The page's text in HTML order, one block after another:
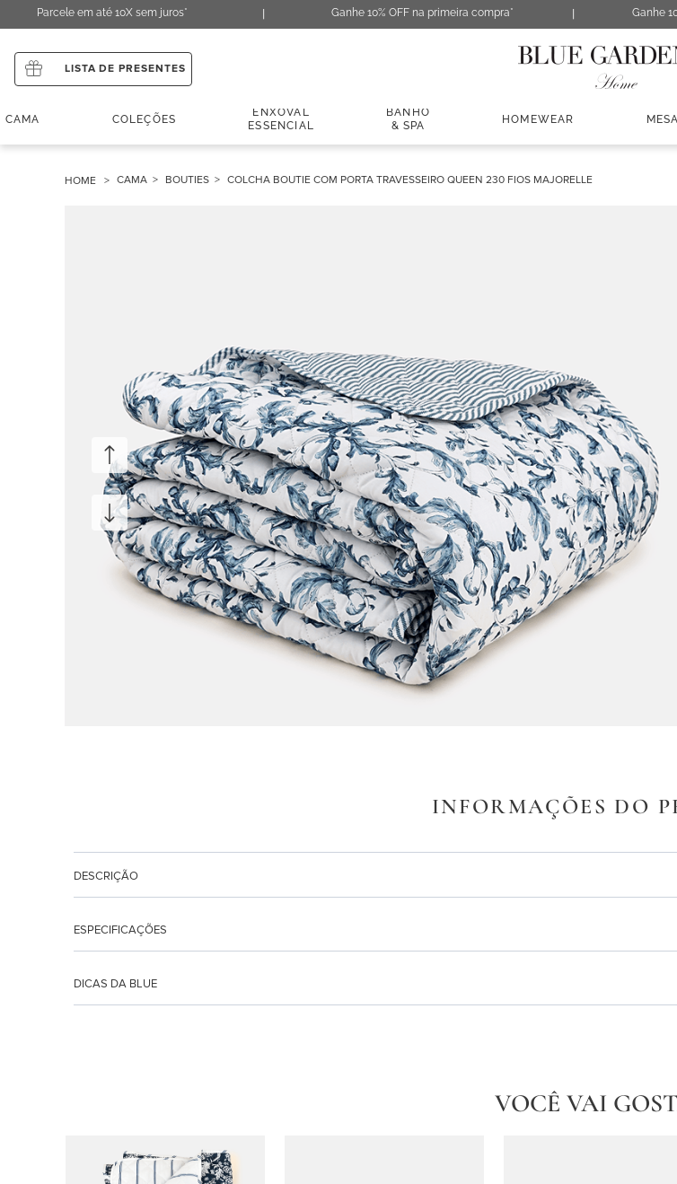
Parcele em até 10X sem juros* Ganhe 10% OFF na primeira compra* Ganhe
LISTA DE PRESENTES
CAMA COLEÇÕES
ENXOVAL
ESSENCIAL
BANHO
& SPA
HOMEWEAR MESA
CAMA BOUTIES COLCHA BOUTIE COM PORTA TRAVESSEIRO QUEEN 230 FIOS MAJORELLE
INFORMAÇÕES DO
DESCRIÇÃO
ESPECIFICAÇÕES
DICAS DA BLUE
VOCÊ VAI